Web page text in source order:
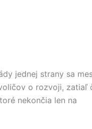
jednej strany sa
o rozvoji, zatiaľ
nekončia len na